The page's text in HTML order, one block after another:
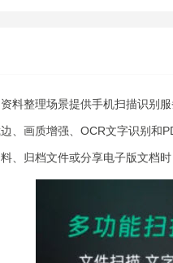
料整理场景提供手机扫描识别
、画质增强、OCR文字识别和
、归档文件或分享电子版文档时